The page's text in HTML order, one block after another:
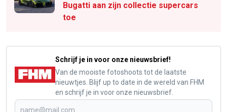
Bugatti aan zijn collectie supercars
toe
Schrijf je in voor onze nieuwsbrief!
Van de mooiste fotoshoots tot de laatste
nieuwtjes. Blijf up to date in de wereld van FHM
en schrijf je in voor onze nieuwsbrief.